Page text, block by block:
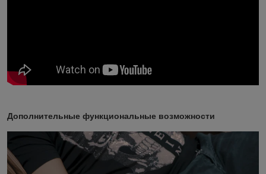
Дополнительные функциональные возможности